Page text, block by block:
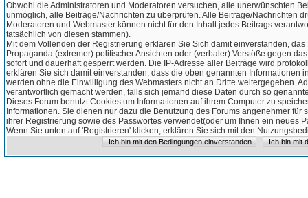
Obwohl die Administratoren und Moderatoren versuchen, alle unerwünschten
unmöglich, alle Beiträge/Nachrichten zu überprüfen. Alle Beiträge/Nachrichten
Moderatoren und Webmaster können nicht für den Inhalt jedes Beitrags
tatsächlich von diesen stammen).
Mit dem Vollenden der Registrierung erklären Sie Sich damit einverstanden,
Propaganda (extremer) politischer Ansichten oder (verbaler) Verstöße gegen
sofort und dauerhaft gesperrt werden. Die IP-Adresse aller Beiträge wird
erklären Sie sich damit einverstanden, dass die oben genannten Informationen
werden ohne die Einwilligung des Webmasters nicht an Dritte weitergegeben.
verantwortlich gemacht werden, falls sich jemand diese Daten durch so
Dieses Forum benutzt Cookies um Informationen auf ihrem Computer zu
Informationen. Sie dienen nur dazu die Benutzung des Forums angenehmer
ihrer Registrierung sowie des Passwortes verwendet(oder um Ihnen ein neues
Wenn Sie unten auf 'Registrieren' klicken, erklären Sie sich mit den